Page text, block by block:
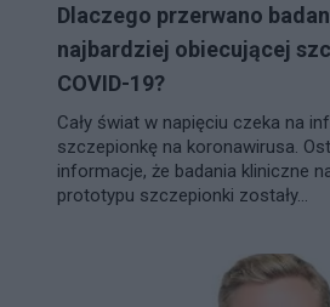
Dlaczego przerwano
najbardziej obiecującej
COVID-19?
Cały świat w napięciu czeka na
szczepionkę na koronawirusa.
informacje, że badania kliniczne
prototypu szczepionki zostały...